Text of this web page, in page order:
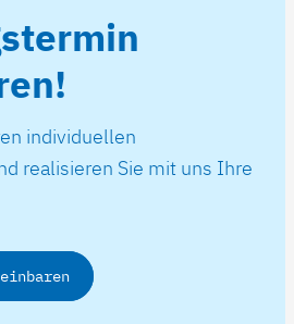
individuellen
realisieren Sie mit uns Ihre